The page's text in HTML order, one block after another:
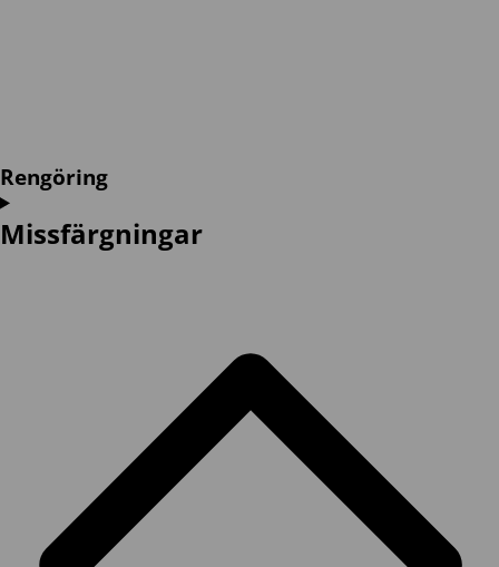
Rengöring
Missfärgningar